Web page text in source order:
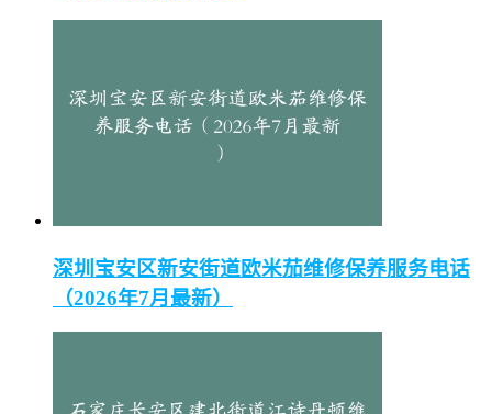
深圳宝安区新安街道欧米茄维修保养服务电话
（2026年7月最新）